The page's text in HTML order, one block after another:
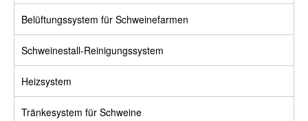
Belüftungssystem für Schweinefarmen
Schweinestall-Reinigungssystem
Heizsystem
Tränkesystem für Schweine